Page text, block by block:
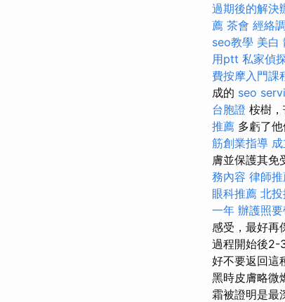
過期後的解決
薦 茶會 經絡
seo教學 美白
用ptt 私家偵
費按摩入門課
成的 seo
台胞證 桉樹
推薦 多虧了
筋創業指導
膚並保護其免
務內容 律師
眼科推薦 北
一年 辦護照
感受，最好再
過程開始後2-
好不要返回這
黑時皮膚略微
霜被證明是最